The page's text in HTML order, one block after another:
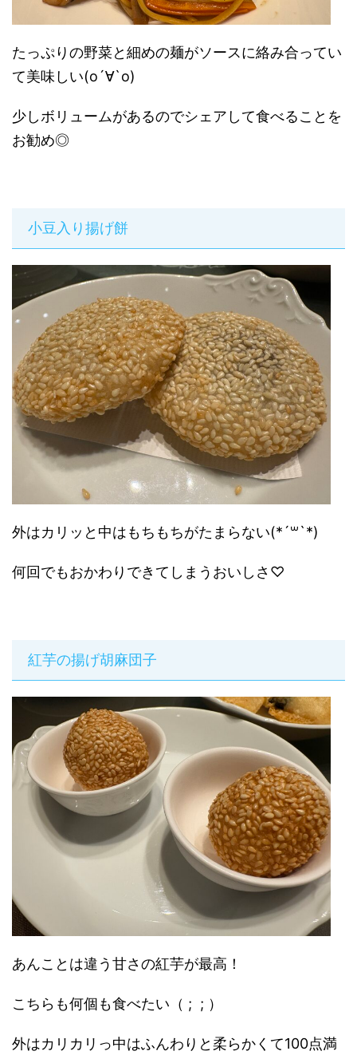
たっぷりの野菜と細めの麺がソースに絡み合ってい
て美味しい(о´∀`о)
少しボリュームがあるのでシェアして食べることを
お勧め◎
小豆入り揚げ餅
外はカリッと中はもちもちがたまらない(*´꒳`*)
何回でもおかわりできてしまうおいしさ♡
紅芋の揚げ胡麻団子
あんことは違う甘さの紅芋が最高！
こちらも何個も食べたい（ ; ; ）
外はカリカリっ中はふんわりと柔らかくて100点満